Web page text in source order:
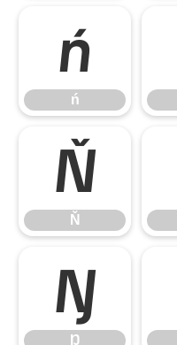
ń
ń
Ň
Ň
Ŋ
Ŋ